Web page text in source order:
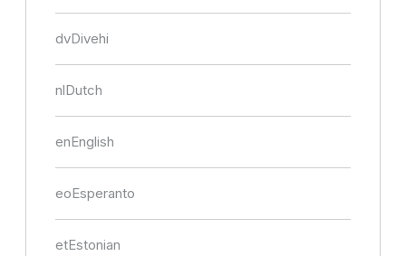
dvDivehi
nlDutch
enEnglish
eoEsperanto
etEstonian